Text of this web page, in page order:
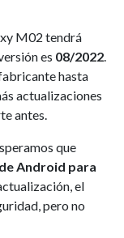
M02 tendrá
es 08/2022.
hasta
actualizaciones
antes.
que
Android para
el
pero no